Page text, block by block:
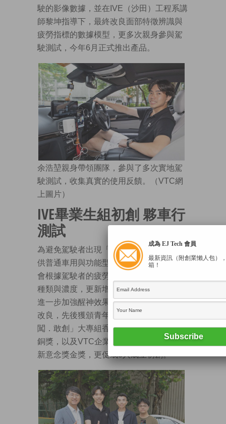
駛的影像數據，並在IVE（沙田）工程系講
師黎坤指導下，最終改良面部特徵辨識與
疲勞指標的數據模型，更多次親身參與駕
駛測試，今年6月正式推出產品。
余浩堃親身帶領團隊，參與了多次實地駕
駛測試，收集真實的使用反饋。（VTC網
上圖片）
IVE畢業生組初創 夥車行
測試
為避免駕駛者出現「嗅覺適應」，系統提
供普通車用與功能型兩類全天然香薰。AI
會根據駕駛者的疲勞程度，自動調整香味
種類與濃度，更新增「冰涼觸感功能」，
進一步加強醒神效果。研發項目經過多次
改良，先後獲頒青年企業家發展局「敢
闖．敢創」大專組香港科技園科技企業家
銅獎，以及VTC企業共創中心（ITCC）創
新意念獎金獎，更促成3人成立初創。
成為 EJ Tech 會員
最新資訊（附創業懶人包）
箱！